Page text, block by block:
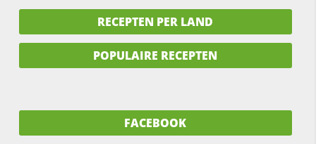
RECEPTEN PER LAND
POPULAIRE RECEPTEN
FACEBOOK